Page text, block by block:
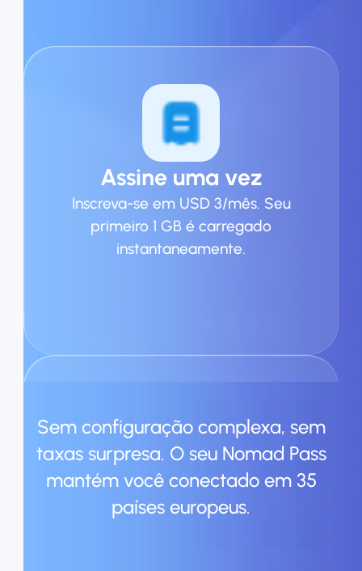
Assine uma vez
Inscreva-se em USD 3/mês. Seu
primeiro 1 GB é carregado
instantaneamente.
Descontos Exclusivos
Precisa de mais dados? Economize
Sem configuração complexa, sem
taxas surpresa. O seu Nomad Pass
mantém você conectado em 35
países europeus.